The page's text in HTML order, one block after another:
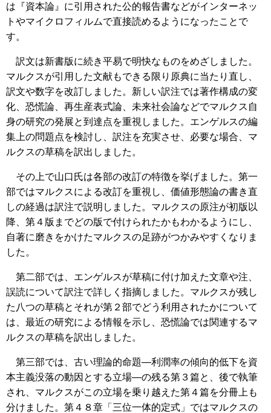
は『資本論』に引用された公的報告書などがインターネッ
トやマイクロフィルムで直接読めるようになったことで
す。
訳文は新書版に続き平易で明快なものをめざしました。
マルクスが引用した文献もできる限り原典に当たり直し、
訳文や数字を改訂しました。新しい訳注では著作構成の変
化、恐慌論、再生産表式論、未来社会論などでマルクス自
身の研究の発展と到達点を重視しました。エンゲルスの編
集上の問題点を検討し、訳注を充実させ、必要な場合、マ
ルクスの草稿を訳出しました。
その上で山口氏は各部の改訂の特徴を挙げました。第一
部ではマルクスによる改訂を重視し、価値形態論の書き直
しの経過は訳注で説明しました。マルクスの原注が初版以
降、第４版までどの版で付けられたかもわかるようにし、
自著に磨きをかけたマルクスの足跡がつかみやすくなりま
した。
第二部では、エンゲルスが草稿に付け加えた文章や注、
誤読について訳注で詳しく指摘しました。マルクスが残し
た八つの草稿とそれが第２部でどう利用されたかについて
は、最近の研究による情報を示し、恐慌論では関連するマ
ルクスの草稿を訳出しました。
第三部では、古い理論的命題―利潤率の傾向的低下を資
本主義没落の動因とする立場―の残る第３篇と、後で執筆
され、マルクスがこの立場を乗り越えた第４篇を分冊上も
分けました。第４８章「三位一体的定式」ではマルクスの